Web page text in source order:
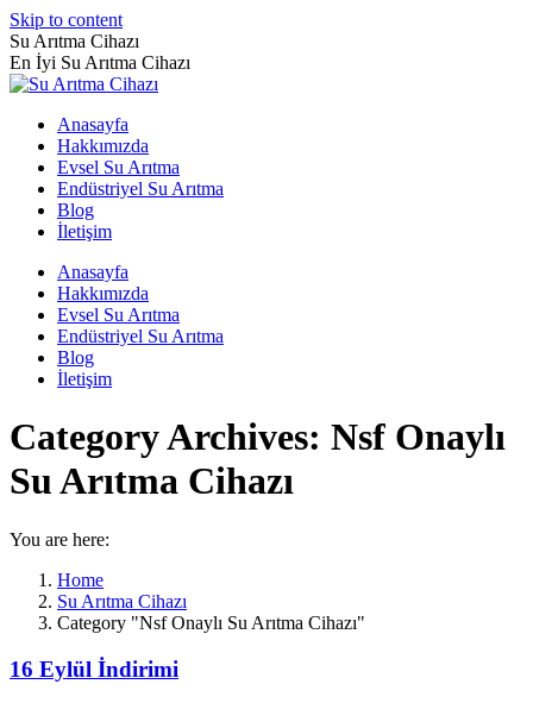
Skip to content
Su Arıtma Cihazı
En İyi Su Arıtma Cihazı
Anasayfa
Hakkımızda
Evsel Su Arıtma
Endüstriyel Su Arıtma
Blog
İletişim
Anasayfa
Hakkımızda
Evsel Su Arıtma
Endüstriyel Su Arıtma
Blog
İletişim
Category Archives: Nsf Onaylı
Su Arıtma Cihazı
You are here:
Home
Su Arıtma Cihazı
Category "Nsf Onaylı Su Arıtma Cihazı"
16 Eylül İndirimi